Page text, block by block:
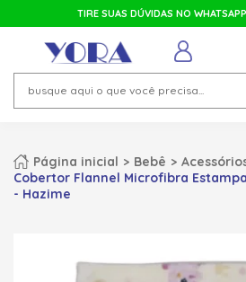
TIRE SUAS DÚVIDAS NO WHATSAPP
Página inicial Bebê
Cobertor Flannel Microfibra
- Hazime